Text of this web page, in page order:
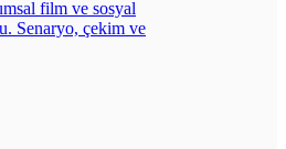
film ve sosyal
Senaryo, çekim ve